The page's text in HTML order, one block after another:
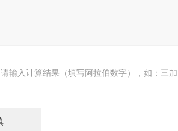
请输入计算结果（填写阿拉伯数字），如：三